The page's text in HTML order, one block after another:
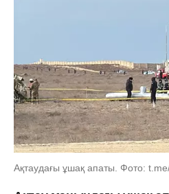
Ақтаудағы ұшақ апаты. Фото: